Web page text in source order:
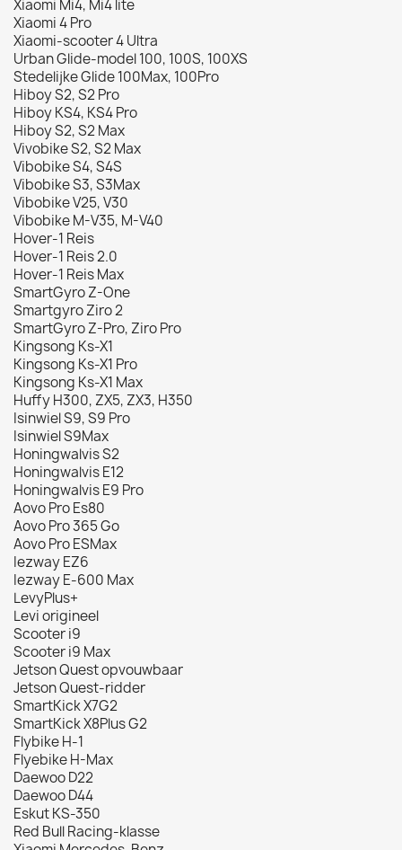
Xiaomi Mi4, Mi4 lite
Xiaomi 4 Pro
Xiaomi-scooter 4 Ultra
Urban Glide-model 100, 100S, 100XS
Stedelijke Glide 100Max, 100Pro
Hiboy S2, S2 Pro
Hiboy KS4, KS4 Pro
Hiboy S2, S2 Max
Vivobike S2, S2 Max
Vibobike S4, S4S
Vibobike S3, S3Max
Vibobike V25, V30
Vibobike M-V35, M-V40
Hover-1 Reis
Hover-1 Reis 2.0
Hover-1 Reis Max
SmartGyro Z-One
Smartgyro Ziro 2
SmartGyro Z-Pro, Ziro Pro
Kingsong Ks-X1
Kingsong Ks-X1 Pro
Kingsong Ks-X1 Max
Huffy H300, ZX5, ZX3, H350
Isinwiel S9, S9 Pro
Isinwiel S9Max
Honingwalvis S2
Honingwalvis E12
Honingwalvis E9 Pro
Aovo Pro Es80
Aovo Pro 365 Go
Aovo Pro ESMax
Iezway EZ6
Iezway E-600 Max
LevyPlus+
Levi origineel
Scooter i9
Scooter i9 Max
Jetson Quest opvouwbaar
Jetson Quest-ridder
SmartKick X7G2
SmartKick X8Plus G2
Flybike H-1
Flyebike H-Max
Daewoo D22
Daewoo D44
Eskut KS-350
Red Bull Racing-klasse